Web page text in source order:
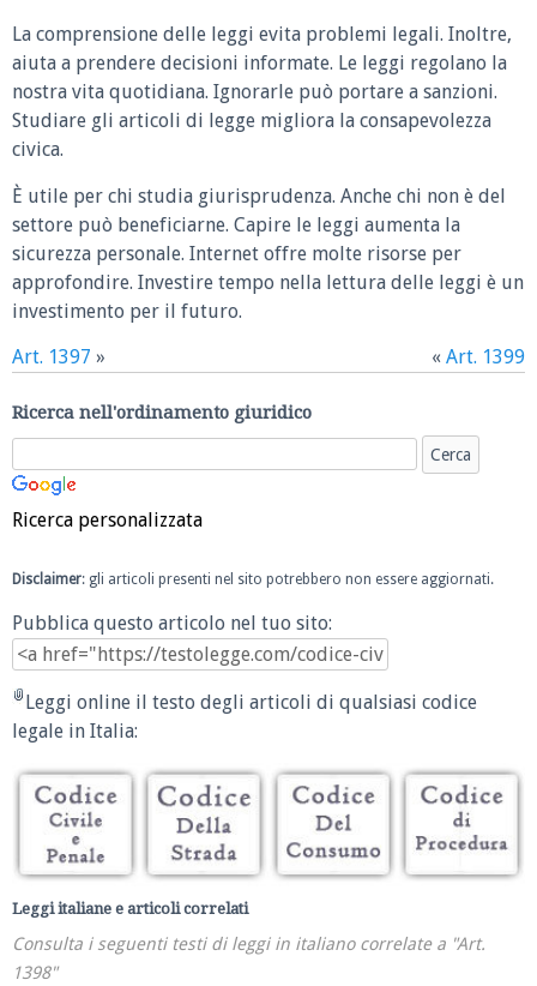
La comprensione delle leggi evita problemi legali. Inoltre,
aiuta a prendere decisioni informate. Le leggi regolano la
nostra vita quotidiana. Ignorarle può portare a sanzioni.
Studiare gli articoli di legge migliora la consapevolezza
civica.
È utile per chi studia giurisprudenza. Anche chi non è del
settore può beneficiarne. Capire le leggi aumenta la
sicurezza personale. Internet offre molte risorse per
approfondire. Investire tempo nella lettura delle leggi è un
investimento per il futuro.
Art. 1397 » « Art. 1399
Ricerca nell'ordinamento giuridico
Ricerca personalizzata
Disclaimer: gli articoli presenti nel sito potrebbero non essere aggiornati.
Pubblica questo articolo nel tuo sito:
Leggi online il testo degli articoli di qualsiasi codice
legale in Italia:
Leggi italiane e articoli correlati
Consulta i seguenti testi di leggi in italiano correlate a "Art.
1398"